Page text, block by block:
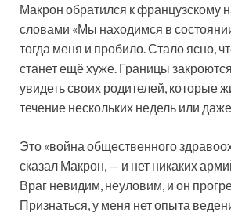
Макрон обратился к французскому
словами «Мы находимся в
тогда меня и пробило. Стало ясно,
станет ещё хуже. Границы
увидеть своих родителей, которые
течение нескольких недель или
Это «война общественного
сказал Макрон, — и нет никаких
Враг невидим, неуловим, и он
Признаться, у меня нет опыта